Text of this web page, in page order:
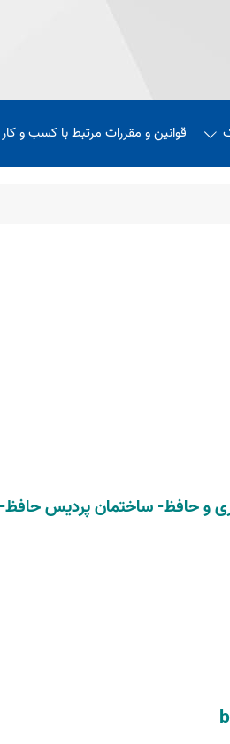
قوانین و مقررات مرتبط با کسب و کار
و حافظ- ساختمان پردیس